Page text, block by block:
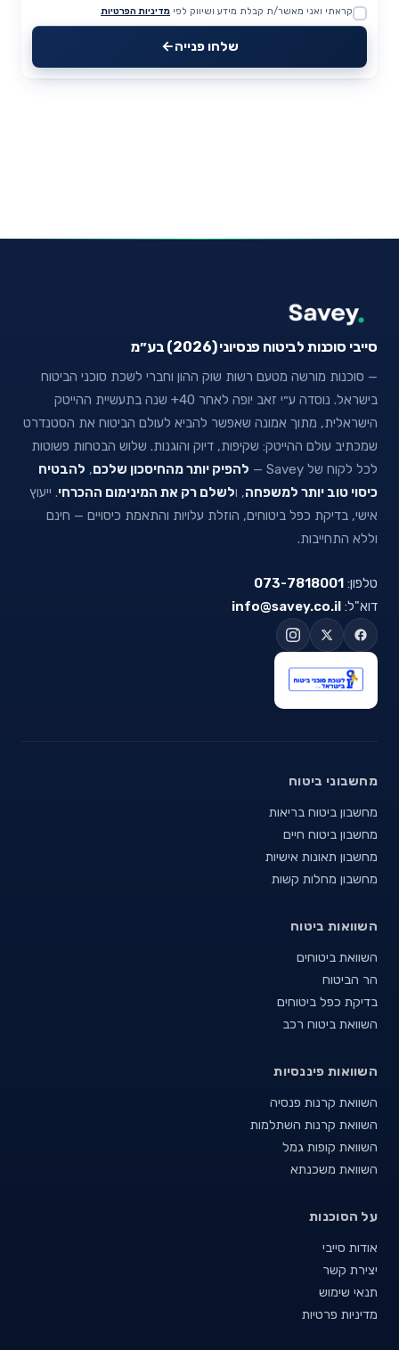
Website
קראתי ואני מאשר/ת קבלת מידע ושיווק לפי מדיניות הפרטיות
שלחו פנייה
סייבי סוכנות לביטוח פנסיוני (2026) בע״מ
— סוכנות מורשה מטעם רשות שוק ההון וחברי לשכת סוכני הביטוח
בישראל. נוסדה ע״י זאב יופה לאחר 40+ שנה בתעשיית ההייטק
הישראלית, מתוך אמונה שאפשר להביא לעולם הביטוח את הסטנדרט
שמכתיב עולם ההייטק: שקיפות, דיוק והוגנות. שלוש הבטחות פשוטות
לכל לקוח של Savey —
להפיק יותר מהחיסכון שלכם, להבטיח
כיסוי טוב יותר למשפחה, ולשלם רק את המינימום ההכרחי. ייעוץ
אישי, בדיקת כפל ביטוחים, הוזלת עלויות והתאמת כיסויים — חינם
וללא התחייבות.
טלפון: 073-7818001
דוא"ל: info@savey.co.il
מחשבוני ביטוח
מחשבון ביטוח בריאות
מחשבון ביטוח חיים
מחשבון תאונות אישיות
מחשבון מחלות קשות
השוואות ביטוח
השוואת ביטוחים
הר הביטוח
בדיקת כפל ביטוחים
השוואת ביטוח רכב
השוואות פיננסיות
השוואת קרנות פנסיה
השוואת קרנות השתלמות
השוואת קופות גמל
השוואת משכנתא
על הסוכנות
אודות סייבי
יצירת קשר
תנאי שימוש
מדיניות פרטיות